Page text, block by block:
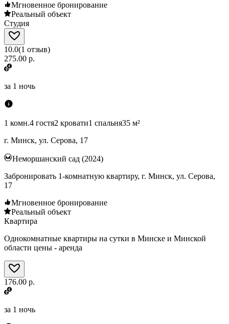
Мгновенное бронирование
Реальный объект
Студия
10.0(1 отзыв)
275.00 р.
за 1 ночь
1 комн.4 гостя2 кровати1 спальня35 м²
г. Минск, ул. Серова, 17
Неморшанский сад (2024)
Забронировать 1-комнатную квартиру, г. Минск, ул. Серова,
17
Мгновенное бронирование
Реальный объект
Квартира
Однокомнатные квартиры на сутки в Минске и Минской
области цены - аренда
176.00 р.
за 1 ночь